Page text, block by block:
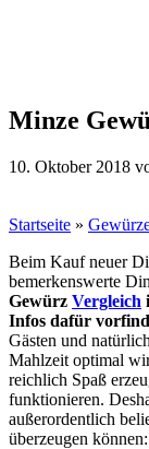
Minze
10. Oktober 2018
Startseite »
Beim Kauf neuer
bemerkenswerte
Gewürz Vergleich
Infos dafür
Gästen und
Mahlzeit optimal
reichlich Spaß
funktionieren.
außerordentlich
überzeugen können: